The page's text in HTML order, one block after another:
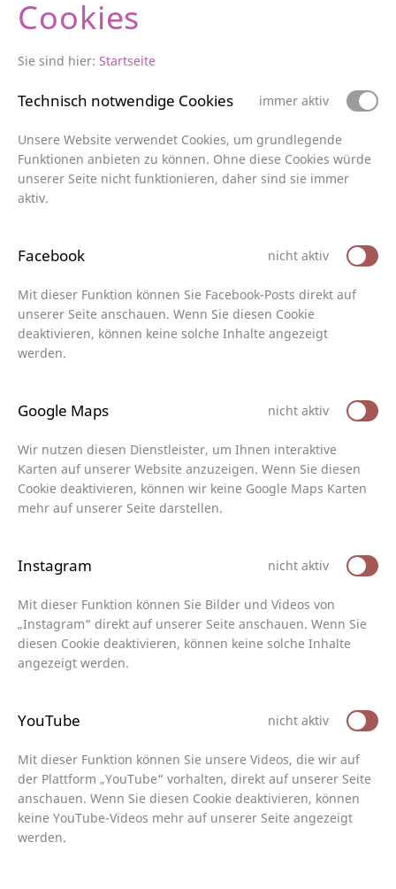
Cookies
Sie sind hier: Startseite
Technisch notwendige Cookies immer aktiv
Unsere Website verwendet Cookies, um grundlegende
Funktionen anbieten zu können. Ohne diese Cookies würde
unserer Seite nicht funktionieren, daher sind sie immer
aktiv.
Facebook nicht aktiv
Mit dieser Funktion können Sie Facebook-Posts direkt auf
unserer Seite anschauen. Wenn Sie diesen Cookie
deaktivieren, können keine solche Inhalte angezeigt
werden.
Google Maps nicht aktiv
Wir nutzen diesen Dienstleister, um Ihnen interaktive
Karten auf unserer Website anzuzeigen. Wenn Sie diesen
Cookie deaktivieren, können wir keine Google Maps Karten
mehr auf unserer Seite darstellen.
Instagram nicht aktiv
Mit dieser Funktion können Sie Bilder und Videos von
„Instagram“ direkt auf unserer Seite anschauen. Wenn Sie
diesen Cookie deaktivieren, können keine solche Inhalte
angezeigt werden.
YouTube nicht aktiv
Mit dieser Funktion können Sie unsere Videos, die wir auf
der Plattform „YouTube“ vorhalten, direkt auf unserer Seite
anschauen. Wenn Sie diesen Cookie deaktivieren, können
keine YouTube-Videos mehr auf unserer Seite angezeigt
werden.